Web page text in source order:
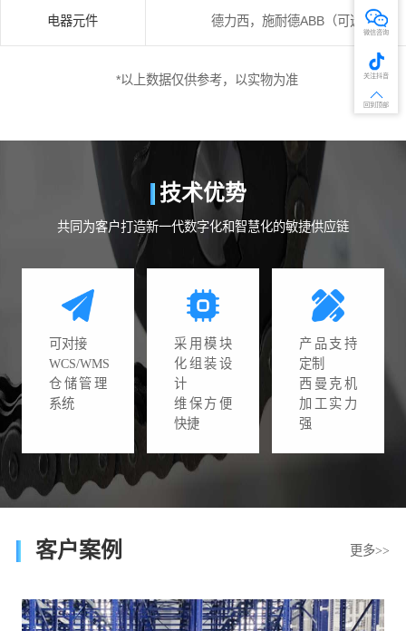
微信咨询
关注抖音
回到顶部
电器元件 德力西，施耐德ABB（可选)
*以上数据仅供参考，以实物为准
技术优势
共同为客户打造新一代数字化和智慧化的敏捷供应链
可对接
WCS/WMS
仓储管理
系统
采用模块
化组装设
计
维保方便
快捷
产品支持
定制
西曼克机
加工实力
强
客户案例 更多>>